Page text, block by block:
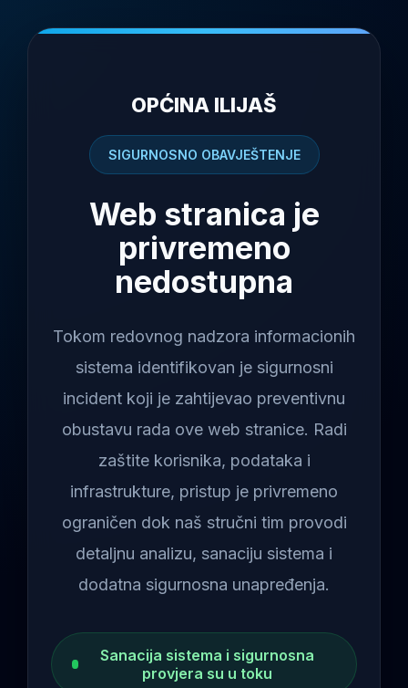
OPĆINA ILIJAŠ
SIGURNOSNO OBAVJEŠTENJE
Web stranica je
privremeno
nedostupna
Tokom redovnog nadzora informacionih
sistema identifikovan je sigurnosni
incident koji je zahtijevao preventivnu
obustavu rada ove web stranice. Radi
zaštite korisnika, podataka i
infrastrukture, pristup je privremeno
ograničen dok naš stručni tim provodi
detaljnu analizu, sanaciju sistema i
dodatna sigurnosna unapređenja.
Sanacija sistema i sigurnosna
provjera su u toku